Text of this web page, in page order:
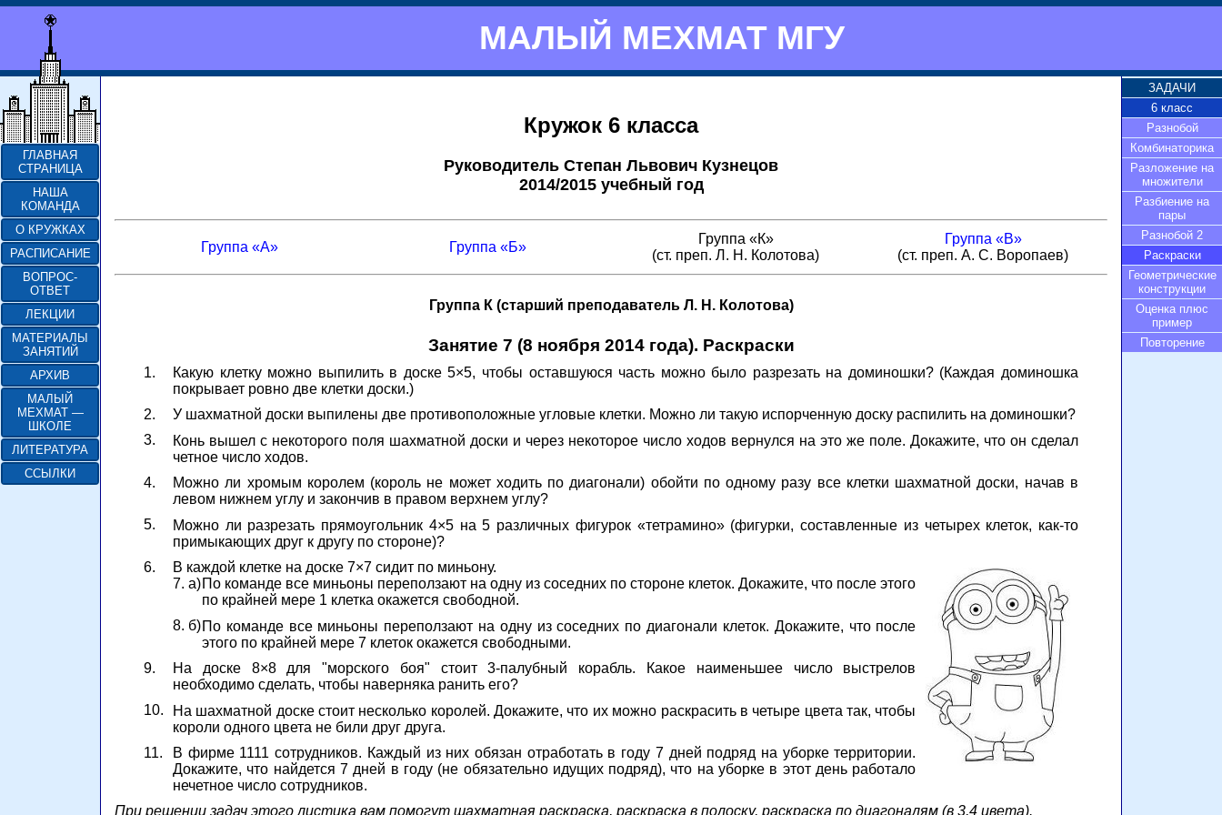
МАЛЫЙ МЕХМАТ МГУ
ГЛАВНАЯ
СТРАНИЦА
НАША
КОМАНДА
О КРУЖКАХ
РАСПИСАНИЕ
ВОПРОС-
ОТВЕТ
ЛЕКЦИИ
МАТЕРИАЛЫ
ЗАНЯТИЙ
АРХИВ
МАЛЫЙ
МЕХМАТ —
ШКОЛЕ
ЛИТЕРАТУРА
ССЫЛКИ
Кружок 6 класса
Руководитель Степан Львович Кузнецов
2014/2015 учебный год
Группа «А» Группа «Б»
Группа «К»
(ст. преп. Л. Н. Колотова)
Группа «В»
(ст. преп. А. С. Воропаев)
Группа К (старший преподаватель Л. Н. Колотова)
Занятие 7 (8 ноября 2014 года). Раскраски
1.
Какую клетку можно выпилить в доске 5×5, чтобы оставшуюся часть можно было разрезать на доминошки? (Каждая доминошка
покрывает ровно две клетки доски.)
2.
У шахматной доски выпилены две противоположные угловые клетки. Можно ли такую испорченную доску распилить на доминошки?
3.
Конь вышел с некоторого поля шахматной доски и через некоторое число ходов вернулся на это же поле. Докажите, что он сделал
четное число ходов.
4.
Можно ли хромым королем (король не может ходить по диагонали) обойти по одному разу все клетки шахматной доски, начав в
левом нижнем углу и закончив в правом верхнем углу?
5.
Можно ли разрезать прямоугольник 4×5 на 5 различных фигурок «тетрамино» (фигурки, составленные из четырех клеток, как-то
примыкающих друг к другу по стороне)?
6.
В каждой клетке на доске 7×7 сидит по миньону.
7. а)По команде все миньоны переползают на одну из соседних по стороне клеток. Докажите, что после этого
по крайней мере 1 клетка окажется свободной.
8. б)По команде все миньоны переползают на одну из соседних по диагонали клеток. Докажите, что после
этого по крайней мере 7 клеток окажется свободными.
9.
На доске 8×8 для "морского боя" стоит 3-палубный корабль. Какое наименьшее число выстрелов
необходимо сделать, чтобы наверняка ранить его?
10.
На шахматной доске стоит несколько королей. Докажите, что их можно раскрасить в четыре цвета так, чтобы
короли одного цвета не били друг друга.
11.
В фирме 1111 сотрудников. Каждый из них обязан отработать в году 7 дней подряд на уборке территории.
Докажите, что найдется 7 дней в году (не обязательно идущих подряд), что на уборке в этот день работало
нечетное число сотрудников.
При решении задач этого листика вам помогут шахматная раскраска, раскраска в полоску, раскраска по диагоналям (в 3,4 цвета).
ЗАДАЧИ
6 класс
Разнобой
Комбинаторика
Разложение на
множители
Разбиение на
пары
Разнобой 2
Раскраски
Геометрические
конструкции
Оценка плюс
пример
Повторение